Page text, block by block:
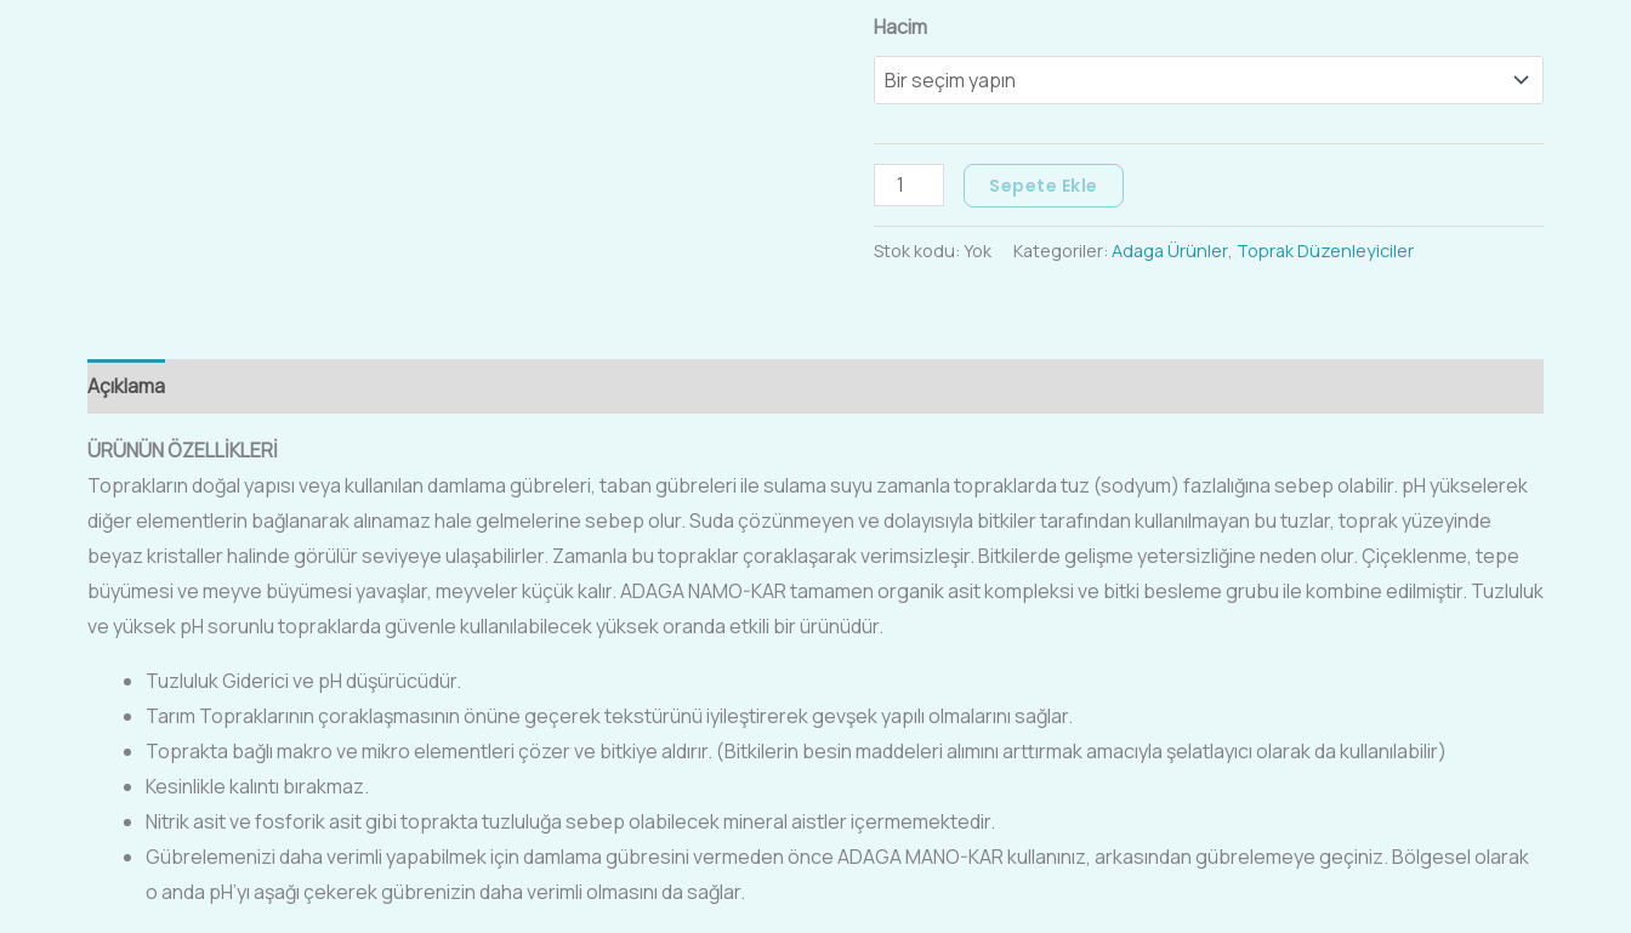
Hacim
Sepete Ekle
Stok kodu: Yok Kategoriler: Adaga Ürünler, Toprak Düzenleyiciler
Açıklama
ÜRÜNÜN ÖZELLİKLERİ
Toprakların doğal yapısı veya kullanılan damlama gübreleri, taban gübreleri ile sulama suyu zamanla topraklarda tuz (sodyum) fazlalığına sebep olabilir. pH yükselerek
diğer elementlerin bağlanarak alınamaz hale gelmelerine sebep olur. Suda çözünmeyen ve dolayısıyla bitkiler tarafından kullanılmayan bu tuzlar, toprak yüzeyinde
beyaz kristaller halinde görülür seviyeye ulaşabilirler. Zamanla bu topraklar çoraklaşarak verimsizleşir. Bitkilerde gelişme yetersizliğine neden olur. Çiçeklenme, tepe
büyümesi ve meyve büyümesi yavaşlar, meyveler küçük kalır. ADAGA NAMO-KAR tamamen organik asit kompleksi ve bitki besleme grubu ile kombine edilmiştir. Tuzluluk
ve yüksek pH sorunlu topraklarda güvenle kullanılabilecek yüksek oranda etkili bir ürünüdür.
Tuzluluk Giderici ve pH düşürücüdür.
Tarım Topraklarının çoraklaşmasının önüne geçerek tekstürünü iyileştirerek gevşek yapılı olmalarını sağlar.
Toprakta bağlı makro ve mikro elementleri çözer ve bitkiye aldırır. (Bitkilerin besin maddeleri alımını arttırmak amacıyla şelatlayıcı olarak da kullanılabilir)
Kesinlikle kalıntı bırakmaz.
Nitrik asit ve fosforik asit gibi toprakta tuzluluğa sebep olabilecek mineral aistler içermemektedir.
Gübrelemenizi daha verimli yapabilmek için damlama gübresini vermeden önce ADAGA MANO-KAR kullanınız, arkasından gübrelemeye geçiniz. Bölgesel olarak
o anda pH’yı aşağı çekerek gübrenizin daha verimli olmasını da sağlar.